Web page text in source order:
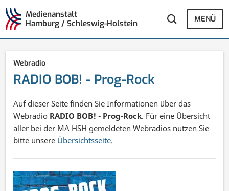
Medienanstalt
Hamburg / Schleswig-Holstein
MENÜ
Webradio
RADIO BOB! - Prog-Rock
Auf dieser Seite finden Sie Informationen über das
Webradio RADIO BOB! - Prog-Rock. Für eine Übersicht
aller bei der MA HSH gemeldeten Webradios nutzen Sie
bitte unsere Übersichtsseite.